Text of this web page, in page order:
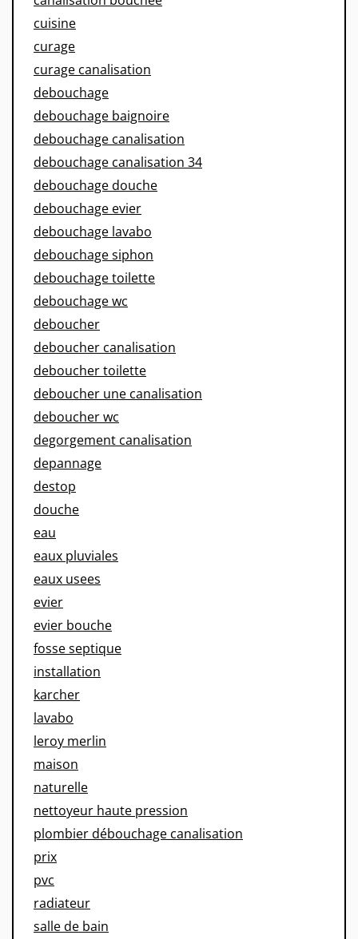
cuisine
curage
curage canalisation
debouchage
debouchage baignoire
debouchage canalisation
debouchage canalisation 34
debouchage douche
debouchage evier
debouchage lavabo
debouchage siphon
debouchage toilette
debouchage wc
deboucher
deboucher canalisation
deboucher toilette
deboucher une canalisation
deboucher wc
degorgement canalisation
depannage
destop
douche
eau
eaux pluviales
eaux usees
evier
evier bouche
fosse septique
installation
karcher
lavabo
leroy merlin
maison
naturelle
nettoyeur haute pression
plombier débouchage canalisation
prix
pvc
radiateur
salle de bain